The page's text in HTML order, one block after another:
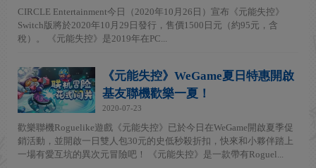
CIRCLE Entertainment今日（2020年10月26日）宣布《元能失控》
Switch版將於2020年10月29日發行，售價1500日元（約95元，含
稅）。 《元能失控》是2019年在PC...
《元能失控》WeGame夏日特惠開啟
基友聯機歡樂一夏！
2020-07-23
歡樂聯機Roguelike遊戲《元能失控》已於今日在WeGame開啟夏季促
銷活動，並開啟一日雙人包30元的史低秒殺折扣，快來和小夥伴踏上
一場有愛互坑的異次元冒險吧！ 《元能失控》是一款帶有Roguel...